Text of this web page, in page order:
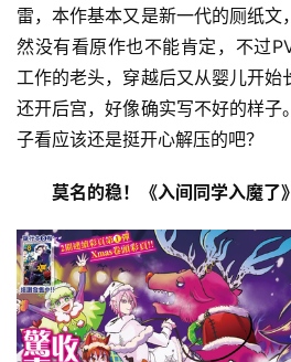
雷，本作基本又是新一代的厕纸文
然没有看原作也不能肯定，不过
工作的老头，穿越后又从婴儿开始
还开后宫，好像确实写不好的样子
子看应该还是挺开心解压的吧？
莫名的稳！《入间同学入魔了